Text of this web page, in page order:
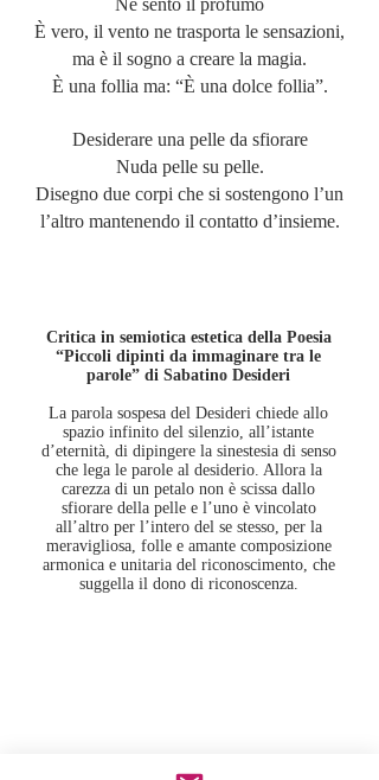
Ne sento il profumo
È vero, il vento ne trasporta le sensazioni,
ma è il sogno a creare la magia.
È una follia ma: “È una dolce follia”.
Desiderare una pelle da sfiorare
Nuda pelle su pelle.
Disegno due corpi che si sostengono l’un
l’altro mantenendo il contatto d’insieme.
Critica in semiotica estetica della Poesia
“Piccoli dipinti da immaginare tra le
parole” di Sabatino Desideri
La parola sospesa del Desideri chiede allo
spazio infinito del silenzio, all’istante
d’eternità, di dipingere la sinestesia di senso
che lega le parole al desiderio. Allora la
carezza di un petalo non è scissa dallo
sfiorare della pelle e l’uno è vincolato
all’altro per l’intero del se stesso, per la
meravigliosa, folle e amante composizione
armonica e unitaria del riconoscimento, che
suggella il dono di riconoscenza.